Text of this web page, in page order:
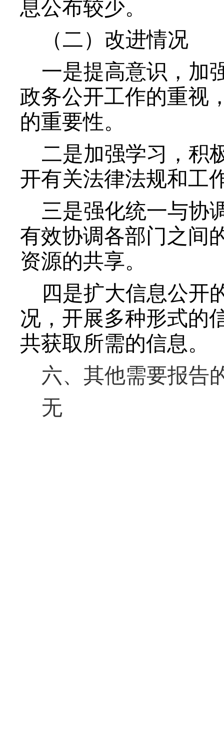
息公布较少。
（二）改进情况
一是提高意识，加
政务公开工作的重视
的重要性。
二是加强学习，积
开有关法律法规和工
三是强化统一与协
有效协调各部门之间
资源的共享。
四是扩大信息公开
况，开展多种形式的
共获取所需的信息。
六、其他需要报告
无